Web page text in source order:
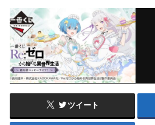
ツイート